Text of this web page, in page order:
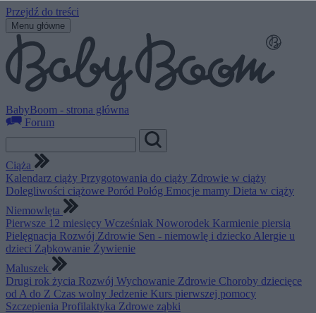
Przejdź do treści
Menu główne
BabyBoom - strona główna
Forum
Ciąża
Kalendarz ciąży Przygotowania do ciąży Zdrowie w ciąży
Dolegliwości ciążowe Poród Połóg Emocje mamy Dieta w ciąży
Niemowlęta
Pierwsze 12 miesięcy Wcześniak Noworodek Karmienie piersią
Pielęgnacja Rozwój Zdrowie Sen - niemowlę i dziecko Alergie u
dzieci Ząbkowanie Żywienie
Maluszek
Drugi rok życia Rozwój Wychowanie Zdrowie Choroby dziecięce
od A do Z Czas wolny Jedzenie Kurs pierwszej pomocy
Szczepienia Profilaktyka Zdrowe ząbki